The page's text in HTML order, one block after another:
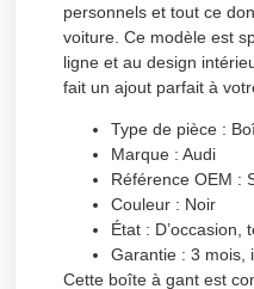
personnels et tout ce
voiture. Ce modèle est
ligne et au design
fait un ajout parfait à
Type de pièce :
Marque : Audi
Référence OEM :
Couleur : Noir
État : D’occasion,
Garantie : 3 mois,
Cette boîte à gant est